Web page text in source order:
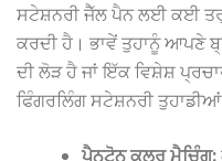
ਸਟੇਸ਼ਨਰੀ ਜੈੱਲ ਪੈਨ ਲਈ ਕਈ
ਕਰਦੀ ਹੈ। ਭਾਵੇਂ ਤੁਹਾਨੂੰ ਆਪਣੇ
ਦੀ ਲੋੜ ਹੈ ਜਾਂ ਇੱਕ ਵਿਸ਼ੇਸ਼
ਫਿੰਗਰਲਿੰਗ ਸਟੇਸ਼ਨਰੀ
ਪੈਨਟੋਨ ਕਲਰ ਮੈਚਿੰਗ: